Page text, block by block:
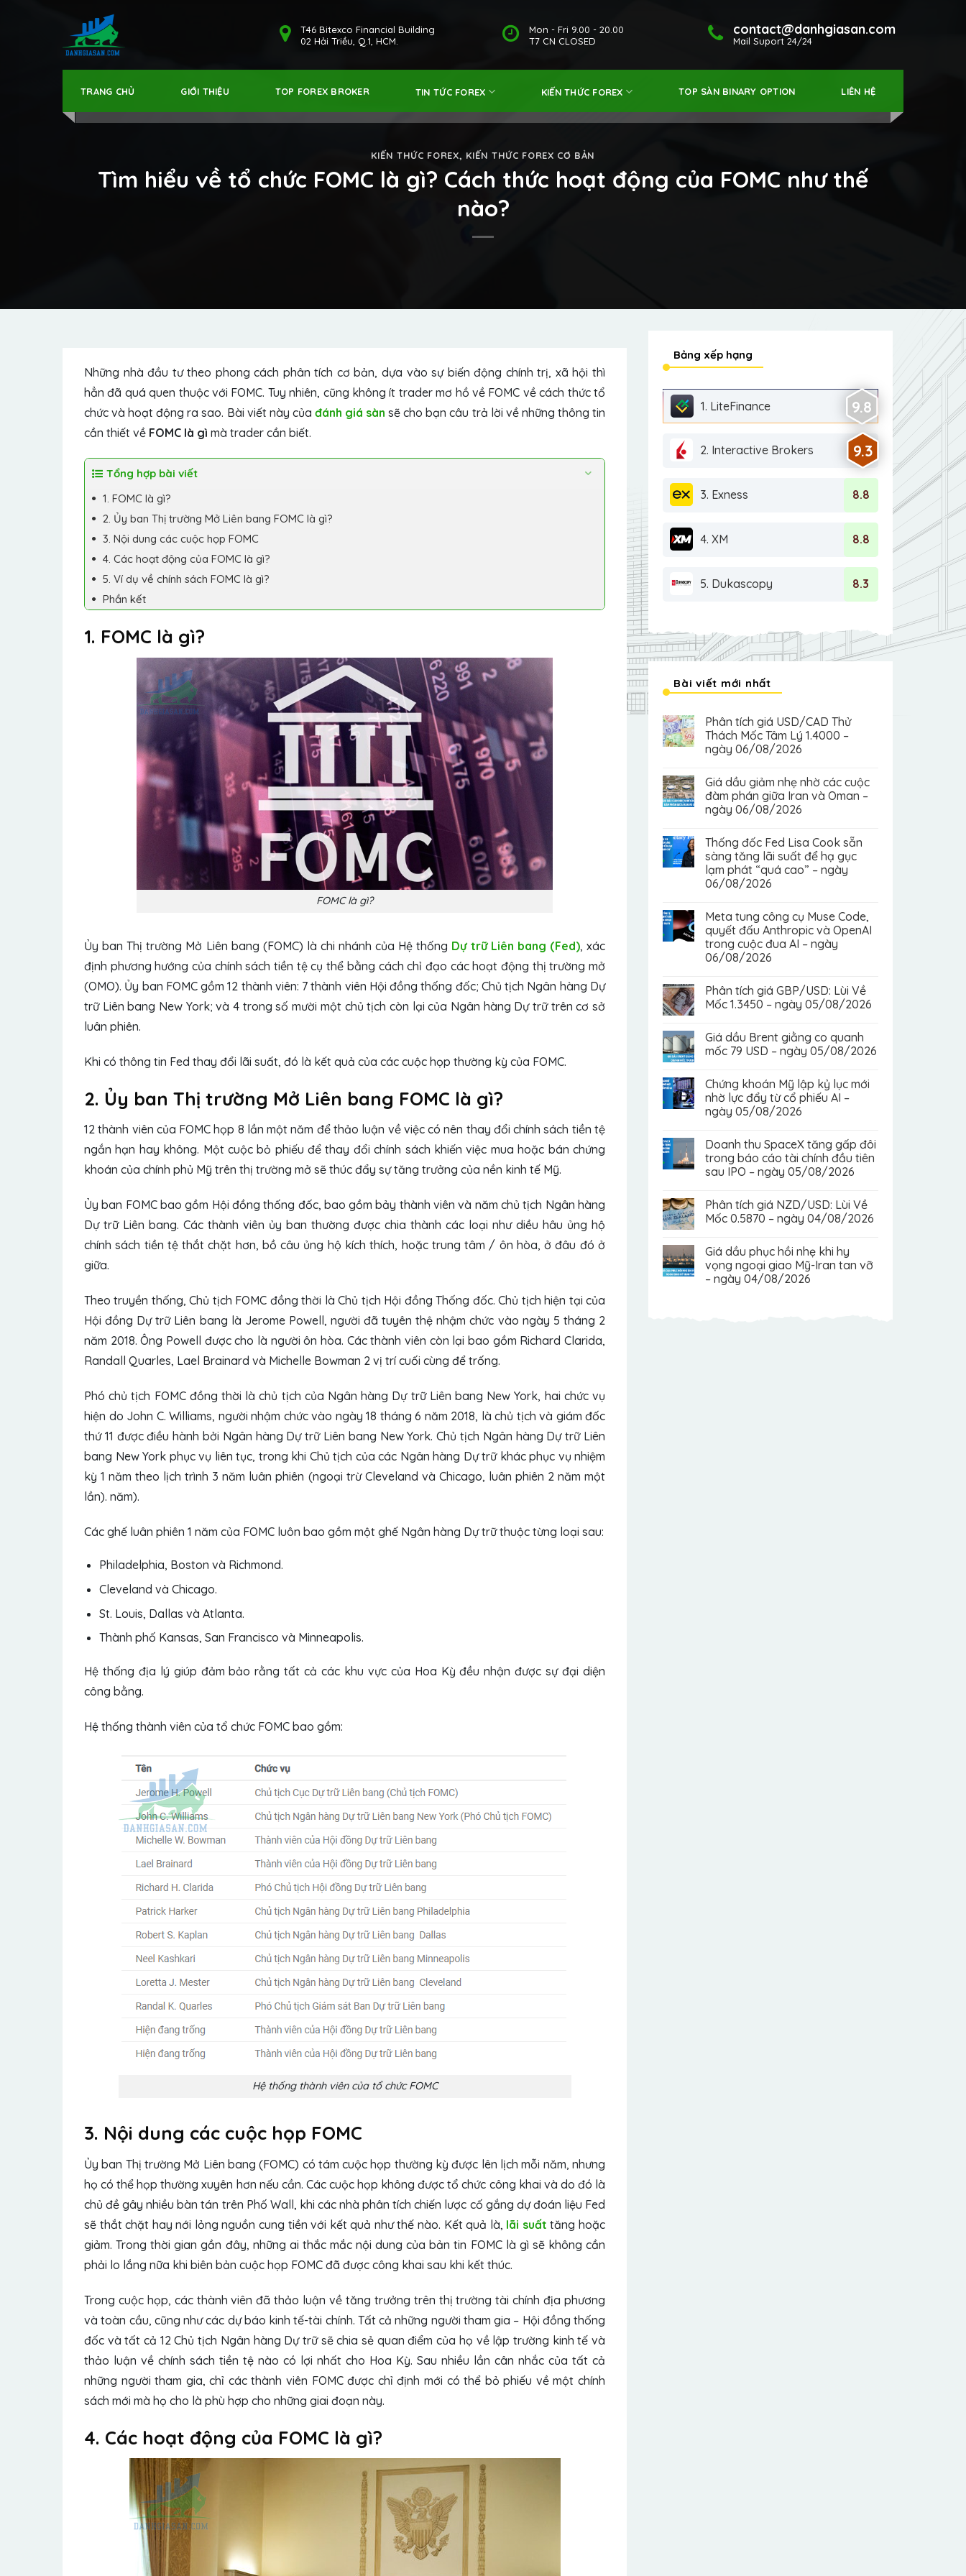
contact@danhgiasan.com
Mail Suport 24/24
Mon - Fri 9.00 - 20.00
T7 CN CLOSED
T46 Bitexco Financial Building
02 Hải Triều, Q.1, HCM.
TRANG CHỦ GIỚI THIỆU TOP FOREX BROKER TIN TỨC FOREX KIẾN THỨC FOREX TOP SÀN BINARY OPTION LIÊN HỆ
KIẾN THỨC FOREX, KIẾN THỨC FOREX CƠ BẢN
Tìm hiểu về tổ chức FOMC là gì? Cách thức hoạt động của FOMC như thế
nào?
Những nhà đầu tư theo phong cách phân tích cơ bản, dựa vào sự biến động chính trị, xã hội thì
hẳn đã quá quen thuộc với FOMC. Tuy nhiên, cũng không ít trader mơ hồ về FOMC về cách thức tổ
chức và hoạt động ra sao. Bài viết này của đánh giá sàn sẽ cho bạn câu trả lời về những thông tin
cần thiết về FOMC là gì mà trader cần biết.
Tổng hợp bài viết
1. FOMC là gì?
2. Ủy ban Thị trường Mở Liên bang FOMC là gì?
3. Nội dung các cuộc họp FOMC
4. Các hoạt động của FOMC là gì?
5. Ví dụ về chính sách FOMC là gì?
Phần kết
1. FOMC là gì?
FOMC là gì?
Ủy ban Thị trường Mở Liên bang (FOMC) là chi nhánh của Hệ thống Dự trữ Liên bang (Fed), xác
định phương hướng của chính sách tiền tệ cụ thể bằng cách chỉ đạo các hoạt động thị trường mở
(OMO). Ủy ban FOMC gồm 12 thành viên: 7 thành viên Hội đồng thống đốc; Chủ tịch Ngân hàng Dự
trữ Liên bang New York; và 4 trong số mười một chủ tịch còn lại của Ngân hàng Dự trữ trên cơ sở
luân phiên.
Khi có thông tin Fed thay đổi lãi suất, đó là kết quả của các cuộc họp thường kỳ của FOMC.
2. Ủy ban Thị trường Mở Liên bang FOMC là gì?
12 thành viên của FOMC họp 8 lần một năm để thảo luận về việc có nên thay đổi chính sách tiền tệ
ngắn hạn hay không. Một cuộc bỏ phiếu để thay đổi chính sách khiến việc mua hoặc bán chứng
khoán của chính phủ Mỹ trên thị trường mở sẽ thúc đẩy sự tăng trưởng của nền kinh tế Mỹ.
Ủy ban FOMC bao gồm Hội đồng thống đốc, bao gồm bảy thành viên và năm chủ tịch Ngân hàng
Dự trữ Liên bang. Các thành viên ủy ban thường được chia thành các loại như diều hâu ủng hộ
chính sách tiền tệ thắt chặt hơn, bồ câu ủng hộ kích thích, hoặc trung tâm / ôn hòa, ở đâu đó ở
giữa.
Theo truyền thống, Chủ tịch FOMC đồng thời là Chủ tịch Hội đồng Thống đốc. Chủ tịch hiện tại của
Hội đồng Dự trữ Liên bang là Jerome Powell, người đã tuyên thệ nhậm chức vào ngày 5 tháng 2
năm 2018. Ông Powell được cho là người ôn hòa. Các thành viên còn lại bao gồm Richard Clarida,
Randall Quarles, Lael Brainard và Michelle Bowman 2 vị trí cuối cùng để trống.
Phó chủ tịch FOMC đồng thời là chủ tịch của Ngân hàng Dự trữ Liên bang New York, hai chức vụ
hiện do John C. Williams, người nhậm chức vào ngày 18 tháng 6 năm 2018, là chủ tịch và giám đốc
thứ 11 được điều hành bởi Ngân hàng Dự trữ Liên bang New York. Chủ tịch Ngân hàng Dự trữ Liên
bang New York phục vụ liên tục, trong khi Chủ tịch của các Ngân hàng Dự trữ khác phục vụ nhiệm
kỳ 1 năm theo lịch trình 3 năm luân phiên (ngoại trừ Cleveland và Chicago, luân phiên 2 năm một
lần). năm).
Các ghế luân phiên 1 năm của FOMC luôn bao gồm một ghế Ngân hàng Dự trữ thuộc từng loại sau:
Philadelphia, Boston và Richmond.
Cleveland và Chicago.
St. Louis, Dallas và Atlanta.
Thành phố Kansas, San Francisco và Minneapolis.
Hệ thống địa lý giúp đảm bảo rằng tất cả các khu vực của Hoa Kỳ đều nhận được sự đại diện
công bằng.
Hệ thống thành viên của tổ chức FOMC bao gồm:
Hệ thống thành viên của tổ chức FOMC
3. Nội dung các cuộc họp FOMC
Ủy ban Thị trường Mở Liên bang (FOMC) có tám cuộc họp thường kỳ được lên lịch mỗi năm, nhưng
họ có thể họp thường xuyên hơn nếu cần. Các cuộc họp không được tổ chức công khai và do đó là
chủ đề gây nhiều bàn tán trên Phố Wall, khi các nhà phân tích chiến lược cố gắng dự đoán liệu Fed
sẽ thắt chặt hay nới lỏng nguồn cung tiền với kết quả như thế nào. Kết quả là, lãi suất tăng hoặc
giảm. Trong thời gian gần đây, những ai thắc mắc nội dung của bản tin FOMC là gì sẽ không cần
phải lo lắng nữa khi biên bản cuộc họp FOMC đã được công khai sau khi kết thúc.
Trong cuộc họp, các thành viên đã thảo luận về tăng trưởng trên thị trường tài chính địa phương
và toàn cầu, cũng như các dự báo kinh tế-tài chính. Tất cả những người tham gia – Hội đồng thống
đốc và tất cả 12 Chủ tịch Ngân hàng Dự trữ sẽ chia sẻ quan điểm của họ về lập trường kinh tế và
thảo luận về chính sách tiền tệ nào có lợi nhất cho Hoa Kỳ. Sau nhiều lần cân nhắc của tất cả
những người tham gia, chỉ các thành viên FOMC được chỉ định mới có thể bỏ phiếu về một chính
sách mới mà họ cho là phù hợp cho những giai đoạn này.
4. Các hoạt động của FOMC là gì?
Bảng xếp hạng
1. LiteFinance 9.8
2. Interactive Brokers 9.3
3. Exness 8.8
4. XM 8.8
5. Dukascopy 8.3
Bài viết mới nhất
Phân tích giá USD/CAD Thử
Thách Mốc Tâm Lý 1.4000 –
ngày 06/08/2026
Giá dầu giảm nhẹ nhờ các cuộc
đàm phán giữa Iran và Oman –
ngày 06/08/2026
Thống đốc Fed Lisa Cook sẵn
sàng tăng lãi suất để hạ gục
lạm phát “quá cao” – ngày
06/08/2026
Meta tung công cụ Muse Code,
quyết đấu Anthropic và OpenAI
trong cuộc đua AI – ngày
06/08/2026
Phân tích giá GBP/USD: Lùi Về
Mốc 1.3450 – ngày 05/08/2026
Giá dầu Brent giằng co quanh
mốc 79 USD – ngày 05/08/2026
Chứng khoán Mỹ lập kỷ lục mới
nhờ lực đẩy từ cổ phiếu AI –
ngày 05/08/2026
Doanh thu SpaceX tăng gấp đôi
trong báo cáo tài chính đầu tiên
sau IPO – ngày 05/08/2026
Phân tích giá NZD/USD: Lùi Về
Mốc 0.5870 – ngày 04/08/2026
Giá dầu phục hồi nhẹ khi hy
vọng ngoại giao Mỹ-Iran tan vỡ
– ngày 04/08/2026